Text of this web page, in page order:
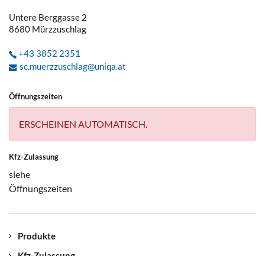
Untere Berggasse 2
8680 Mürzzuschlag
+43 3852 2351
sc.muerzzuschlag@uniqa.at
Öffnungszeiten
ERSCHEINEN AUTOMATISCH.
Kfz-Zulassung
siehe
Öffnungszeiten
Produkte